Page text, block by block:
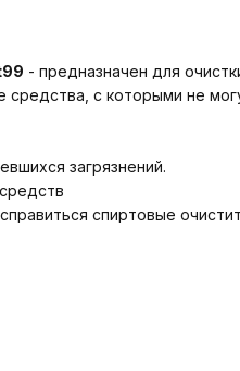
- предназначен для
с которыми не
загрязнений.
спиртовые